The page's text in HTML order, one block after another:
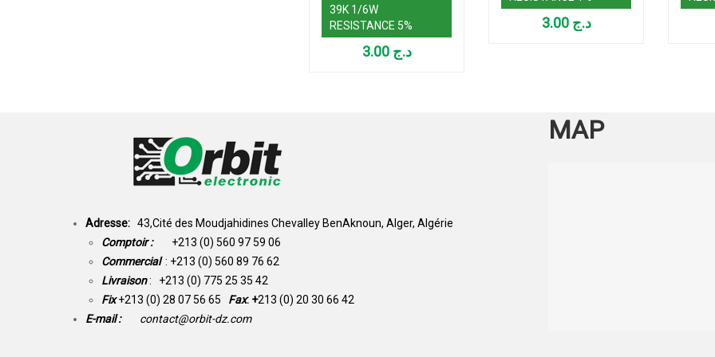
39K 1/6W
RESISTANCE 5%
د.ج 3.00
د.ج 3.00
Adresse: 43,Cité des Moudjahidines Chevalley BenAknoun, Alger, Algérie
Comptoir : +213 (0) 560 97 59 06
Commercial : +213 (0) 560 89 76 62
Livraison: +213 (0) 775 25 35 42
Fix +213 (0) 28 07 56 65 Fax: +213 (0) 20 30 66 42
E-mail :
contact@orbit-dz.com
MAP